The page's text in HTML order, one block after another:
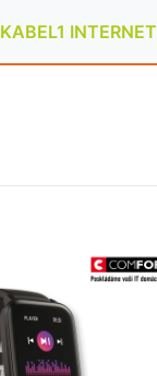
KABEL1 INTERNET